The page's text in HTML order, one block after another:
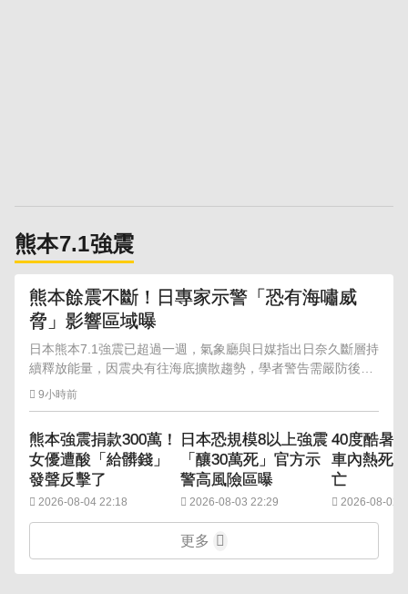
熊本7.1強震
熊本餘震不斷！日專家示警「恐有海嘯威
脅」影響區域曝
日本熊本7.1強震已超過一週，氣象廳與日媒指出日奈久斷層持
續釋放能量，因震央有往海底擴散趨勢，學者警告需嚴防後續
強震與海嘯危機。
9小時前
熊本強震捐款300萬！
女優遭酸「給髒錢」
發聲反擊了
2026-08-04 22:18
日本恐規模8以上強震
「釀30萬死」官方示
警高風險區曝
2026-08-03 22:29
40度酷暑
車內熱死
亡
2026-08-02
更多